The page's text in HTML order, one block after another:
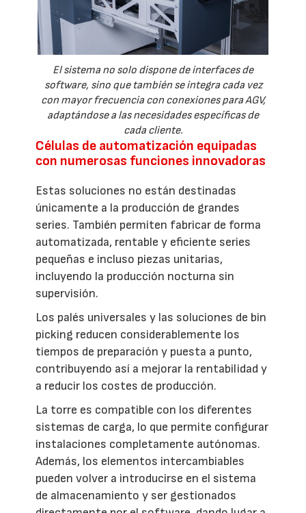
El sistema no solo dispone de interfaces de
software, sino que también se integra cada vez
con mayor frecuencia con conexiones para AGV,
adaptándose a las necesidades específicas de
cada cliente.
Células de automatización equipadas
con numerosas funciones innovadoras
Estas soluciones no están destinadas
únicamente a la producción de grandes
series. También permiten fabricar de forma
automatizada, rentable y eficiente series
pequeñas e incluso piezas unitarias,
incluyendo la producción nocturna sin
supervisión.
Los palés universales y las soluciones de bin
picking reducen considerablemente los
tiempos de preparación y puesta a punto,
contribuyendo así a mejorar la rentabilidad y
a reducir los costes de producción.
La torre es compatible con los diferentes
sistemas de carga, lo que permite configurar
instalaciones completamente autónomas.
Además, los elementos intercambiables
pueden volver a introducirse en el sistema
de almacenamiento y ser gestionados